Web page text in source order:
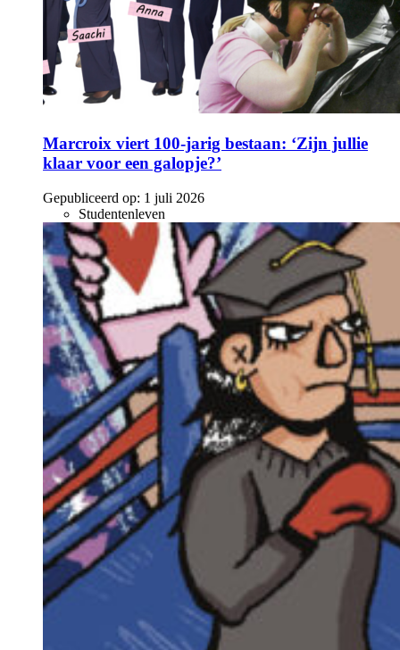
Marcroix viert 100-jarig bestaan: ‘Zijn jullie
klaar voor een galopje?’
Gepubliceerd op: 1 juli 2026
Studentenleven